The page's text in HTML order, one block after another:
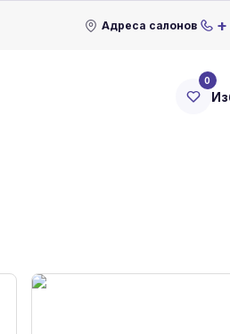
Адреса салонов
0